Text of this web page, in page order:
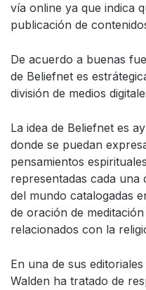
vía online ya que indica
publicación de
De acuerdo a buenas
de Beliefnet es
división de medios
La idea de Beliefnet es
donde se puedan
pensamientos
representadas cada una
del mundo catalogadas
de oración de
relacionados con la
En una de sus
Walden ha tratado de